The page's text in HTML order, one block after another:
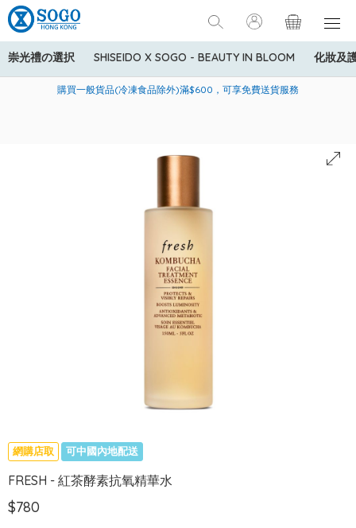
崇光禮の選択 SHISEIDO X SOGO - BEAUTY IN BLOOM 化妝及
美國運通Explorer®信用卡會員購物禮遇：高達5%簽賬回贈！
購買一般貨品(冷凍食品除外)滿$600，可享免費送貨服務
寄送中國內地服務只適用於指定商品，若訂單金額少於HK$600(折
網購店取 可中國內地配送
FRESH - 紅茶酵素抗氧精華水
$780